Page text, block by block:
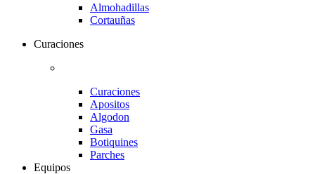
Almohadillas
Cortauñas
Curaciones
Curaciones
Apositos
Algodon
Gasa
Botiquines
Parches
Equipos